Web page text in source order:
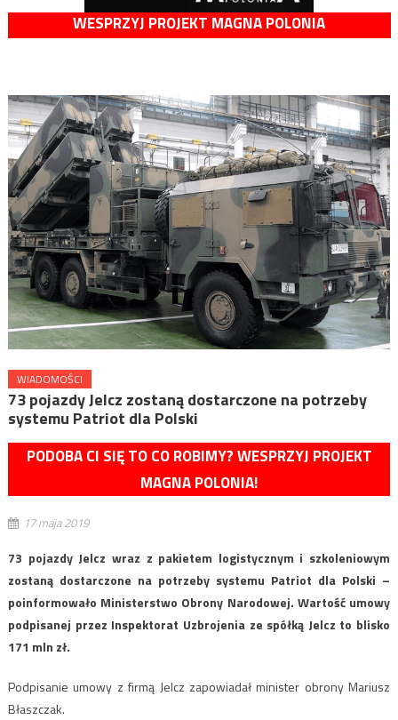
WESPRZYJ PROJEKT MAGNA POLONIA
WIADOMOŚCI
73 pojazdy Jelcz zostaną dostarczone na potrzeby
systemu Patriot dla Polski
PODOBA CI SIĘ TO CO ROBIMY? WESPRZYJ PROJEKT
MAGNA POLONIA!
17 maja 2019
73 pojazdy Jelcz wraz z pakietem logistycznym i szkoleniowym
zostaną dostarczone na potrzeby systemu Patriot dla Polski –
poinformowało Ministerstwo Obrony Narodowej. Wartość umowy
podpisanej przez Inspektorat Uzbrojenia ze spółką Jelcz to blisko
171 mln zł.
Podpisanie umowy z firmą Jelcz zapowiadał minister obrony Mariusz
Błaszczak.